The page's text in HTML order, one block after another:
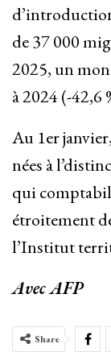
de 37 000
2025, un
à 2024 (-42,6
Au 1er
nées à
qui
étroitement
l’Institut
Avec AFP
Share